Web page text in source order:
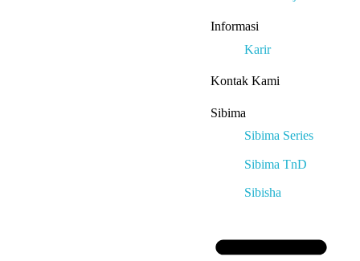
Informasi
Karir
Kontak Kami
Sibima
Sibima Series
Sibima TnD
Sibisha